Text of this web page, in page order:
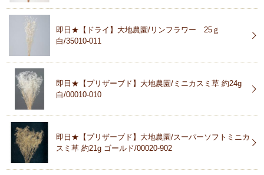
即日★【ドライ】大地農園/リンフラワー 25ｇ
白/35010-011
即日★【プリザーブド】大地農園/ミニカスミ草 約24g
白/00010-010
即日★【プリザーブド】大地農園/スーパーソフトミニカ
スミ草 約21g ゴールド/00020-902